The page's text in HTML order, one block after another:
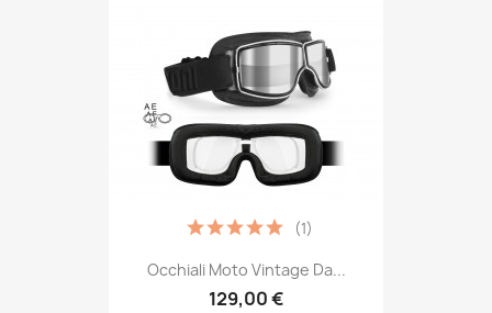
Occhiali Moto Vintage Da...
129,00 €
(1)